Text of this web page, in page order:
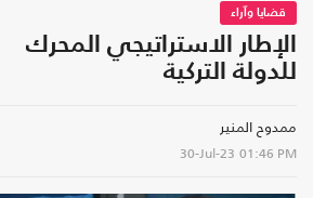
قضايا وآراء
الإطار الاستراتيجي المحرك
للدولة التركية
ممدوح المنير
30-Jul-23 01:46 PM